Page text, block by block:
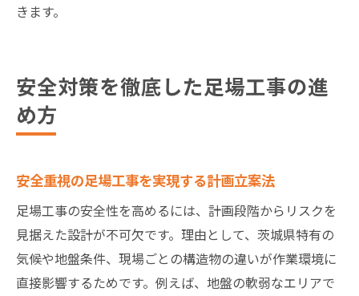
きます。
安全対策を徹底した足場工事の進
め方
安全重視の足場工事を実現する計画立案法
足場工事の安全性を高めるには、計画段階からリスクを
見据えた設計が不可欠です。理由として、茨城県特有の
気候や地盤条件、現場ごとの構造物の違いが作業環境に
直接影響するためです。例えば、地盤の軟弱なエリアで